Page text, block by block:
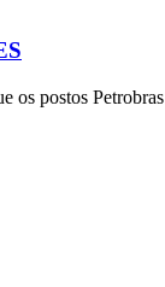
os postos Petrobras